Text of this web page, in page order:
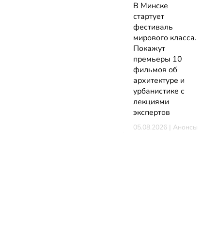
В Минске
стартует
фестиваль
мирового класса.
Покажут
премьеры 10
фильмов об
архитектуре и
урбанистике с
лекциями
экспертов
05.08.2026 | Анонсы